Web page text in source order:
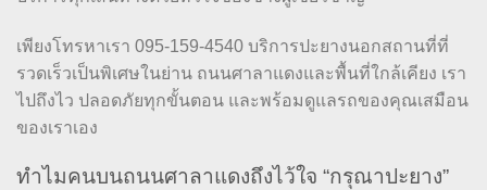
เพียงโทรหาเรา 095-159-4540 บริการปะยางนอกสถานที่ที่
รวดเร็วเป็นพิเศษในย่าน ถนนศาลาแดงและพื้นที่ใกล้เคียง เรา
ไปถึงไว ปลอดภัยทุกขั้นตอน และพร้อมดูแลรถของคุณเสมือน
ของเราเอง
ทำไมคนบนถนนศาลาแดงถึงไว้ใจ “กรุณาปะยาง”